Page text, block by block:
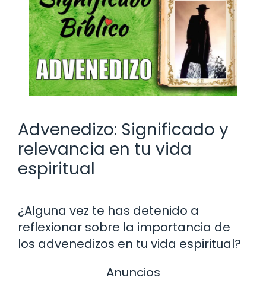
Advenedizo: Significado y
relevancia en tu vida
espiritual
¿Alguna vez te has detenido a
reflexionar sobre la importancia de
los advenedizos en tu vida espiritual?
Anuncios